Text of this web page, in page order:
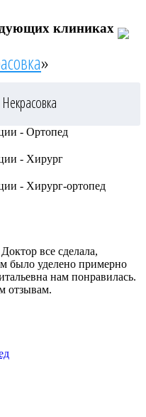
клиниках
»
Некрасовка
- Ортопед
- Хирург
- Хирург-ортопед
все сделала,
было уделено примерно
нам понравилась.
отзывам.